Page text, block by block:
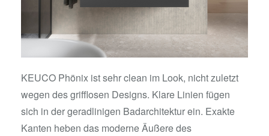
KEUCO Phönix ist sehr clean im Look, nicht zuletzt
wegen des grifflosen Designs. Klare Linien fügen
sich in der geradlinigen Badarchitektur ein. Exakte
Kanten heben das moderne Äußere des